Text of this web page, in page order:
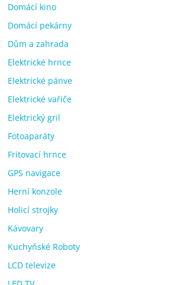
Domácí kino
Domácí pekárny
Dům a zahrada
Elektrické hrnce
Elektrické pánve
Elektrické vařiče
Elektrický gril
Fotoaparáty
Fritovací hrnce
GPS navigace
Herní konzole
Holicí strojky
Kávovary
Kuchyňské Roboty
LCD televize